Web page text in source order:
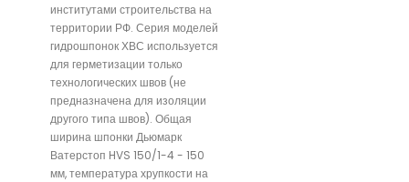
институтами строительства на
территории РФ. Серия моделей
гидрошпонок ХВС используется
для герметизации только
технологических швов (не
предназначена для изоляции
другого типа швов). Общая
ширина шпонки Дьюмарк
Ватерстоп HVS 150/1-4 - 150
мм, температура хрупкости на